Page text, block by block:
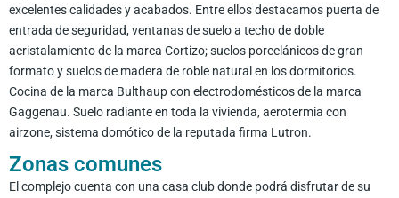
excelentes calidades y acabados. Entre ellos destacamos puerta de
entrada de seguridad, ventanas de suelo a techo de doble
acristalamiento de la marca Cortizo; suelos porcelánicos de gran
formato y suelos de madera de roble natural en los dormitorios.
Cocina de la marca Bulthaup con electrodomésticos de la marca
Gaggenau. Suelo radiante en toda la vivienda, aerotermia con
airzone, sistema domótico de la reputada firma Lutron.
Zonas comunes
El complejo cuenta con una casa club donde podrá disfrutar de su